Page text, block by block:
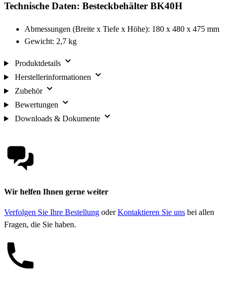
Technische Daten: Besteckbehälter BK40H
Abmessungen (Breite x Tiefe x Höhe): 180 x 480 x 475 mm
Gewicht: 2,7 kg
Produktdetails
Herstellerinformationen
Zubehör
Bewertungen
Downloads & Dokumente
Wir helfen Ihnen gerne weiter
Verfolgen Sie Ihre Bestellung oderKontaktieren Sie uns bei allen
Fragen, die Sie haben.